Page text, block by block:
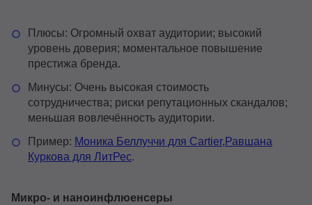
Плюсы: Огромный охват аудитории; высокий
уровень доверия; моментальное повышение
престижа бренда.
Минусы: Очень высокая стоимость
сотрудничества; риски репутационных скандалов;
меньшая вовлечённость аудитории.
Пример: Моника Беллуччи для Cartier, Равшана
Куркова для ЛитРес.
Микро- и наноинфлюенсеры